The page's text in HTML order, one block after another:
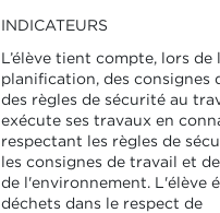
INDICATEURS
L’élève tient compte, lors de
planification, des consignes
des règles de sécurité au
exécute ses travaux en
respectant les règles de
les consignes de travail et
de l'environnement. L'élève
déchets dans le respect de